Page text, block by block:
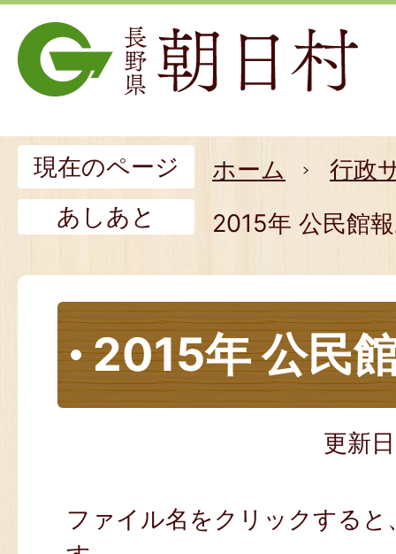
現在のページ ホーム
行政
あしあと
2015年 公民館
2015年 公民
更新
ファイル名をクリックすると